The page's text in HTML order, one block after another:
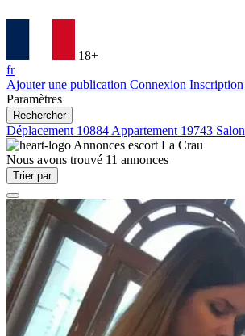
18+
fr
Ajouter une publication Connexion Inscription
Paramètres
Rechercher
Déplacement 10884 Appartement 19743 Salon
Annonces escort La Crau
Nous avons trouvé 11 annonces
Trier par